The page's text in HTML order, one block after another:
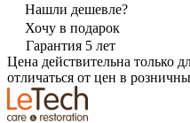
Нашли дешевле?
Хочу в подарок
Гарантия 5 лет
Цена действительна только
отличаться от цен в